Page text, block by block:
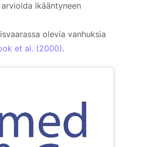
ikääntyneen
olevia vanhuksia
et al. (2000).